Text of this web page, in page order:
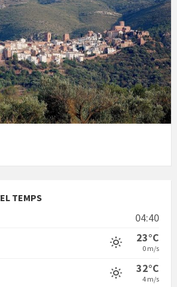
&quot;La mare&quot;, d'Emma Zafon
TEMPS
04:40
23°C
0 m/s
32°C
4 m/s